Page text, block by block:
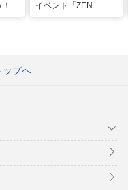
！関
イベント「ZEN
ップへ